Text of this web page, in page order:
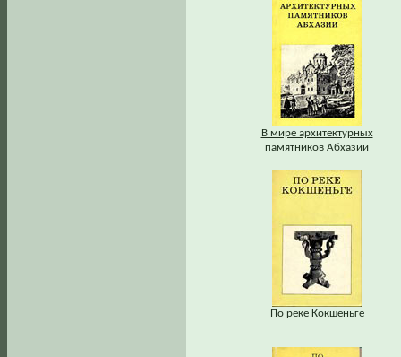
В мире архитектурных
памятников Абхазии
По реке Кокшеньге